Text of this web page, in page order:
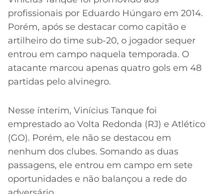
profissionais por Eduardo Húngaro em 2014.
Porém, após se destacar como capitão e
artilheiro do time sub-20, o jogador sequer
entrou em campo naquela temporada. O
atacante marcou apenas quatro gols em 48
partidas pelo alvinegro.
Nesse ínterim, Vinícius Tanque foi
emprestado ao Volta Redonda (RJ) e Atlético
(GO). Porém, ele não se destacou em
nenhum dos clubes. Somando as duas
passagens, ele entrou em campo em sete
oportunidades e não balançou a rede do